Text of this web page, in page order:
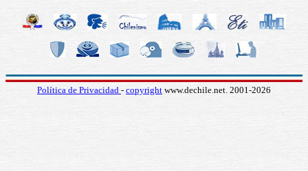
Política de Privacidad - copyright www.dechile.net. 2001-2026